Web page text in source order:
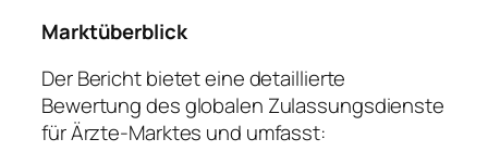
Marktüberblick
Der Bericht bietet eine detaillierte
Bewertung des globalen Zulassungsdienste
für Ärzte-Marktes und umfasst: